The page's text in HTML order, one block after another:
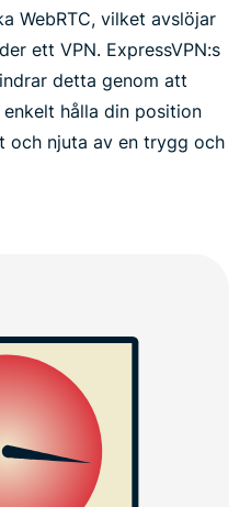
WebRTC, vilket avslöjar
ett VPN. ExpressVPN:s
detta genom att
enkelt hålla din position
och njuta av en trygg och